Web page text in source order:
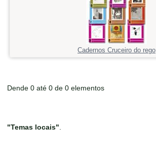
Cadernos Cruceiro do rego
Dende 0 até 0 de 0 elementos
"Temas locais"